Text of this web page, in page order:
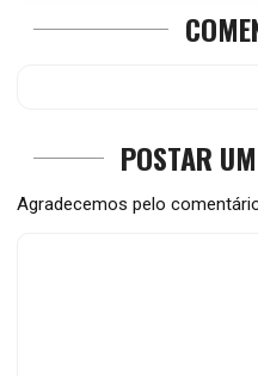
POSTAR
Agradecemos pelo